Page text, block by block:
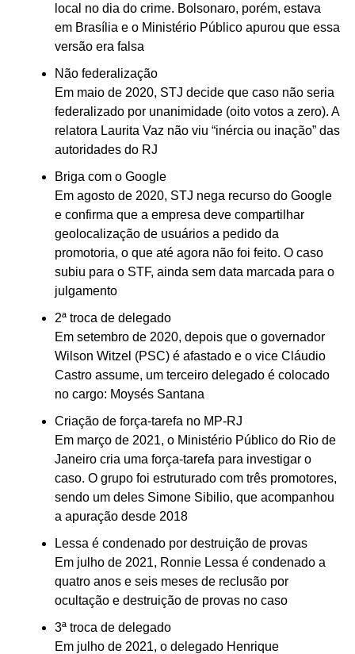
local no dia do crime. Bolsonaro, porém, estava
em Brasília e o Ministério Público apurou que essa
versão era falsa
Não federalização
Em maio de 2020, STJ decide que caso não seria
federalizado por unanimidade (oito votos a zero). A
relatora Laurita Vaz não viu “inércia ou inação” das
autoridades do RJ
Briga com o Google
Em agosto de 2020, STJ nega recurso do Google
e confirma que a empresa deve compartilhar
geolocalização de usuários a pedido da
promotoria, o que até agora não foi feito. O caso
subiu para o STF, ainda sem data marcada para o
julgamento
2ª troca de delegado
Em setembro de 2020, depois que o governador
Wilson Witzel (PSC) é afastado e o vice Cláudio
Castro assume, um terceiro delegado é colocado
no cargo: Moysés Santana
Criação de força-tarefa no MP-RJ
Em março de 2021, o Ministério Público do Rio de
Janeiro cria uma força-tarefa para investigar o
caso. O grupo foi estruturado com três promotores,
sendo um deles Simone Sibilio, que acompanhou
a apuração desde 2018
Lessa é condenado por destruição de provas
Em julho de 2021, Ronnie Lessa é condenado a
quatro anos e seis meses de reclusão por
ocultação e destruição de provas no caso
3ª troca de delegado
Em julho de 2021, o delegado Henrique